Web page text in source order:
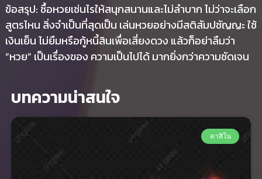
ข้อสรุป: ซื้อหวยเช่นไรให้สนุกสนานและไม่ลำบาก ไม่ว่าจะเลือก
สูตรไหน สิ่งจำเป็นที่สุดเป็น เล่นหวยอย่างมีสติสัมปชัญญะ ใช้
เงินเย็น ไม่ยืมหรือกู้หนี้สินเพื่อเสี่ยงดวง แล้วก็อย่าลืมว่า
“หวย” เป็นเรื่องของ ความเป็นไปได้ มากยิ่งกว่าความชัดเจน
บทความน่าสนใจ
คาสิโน